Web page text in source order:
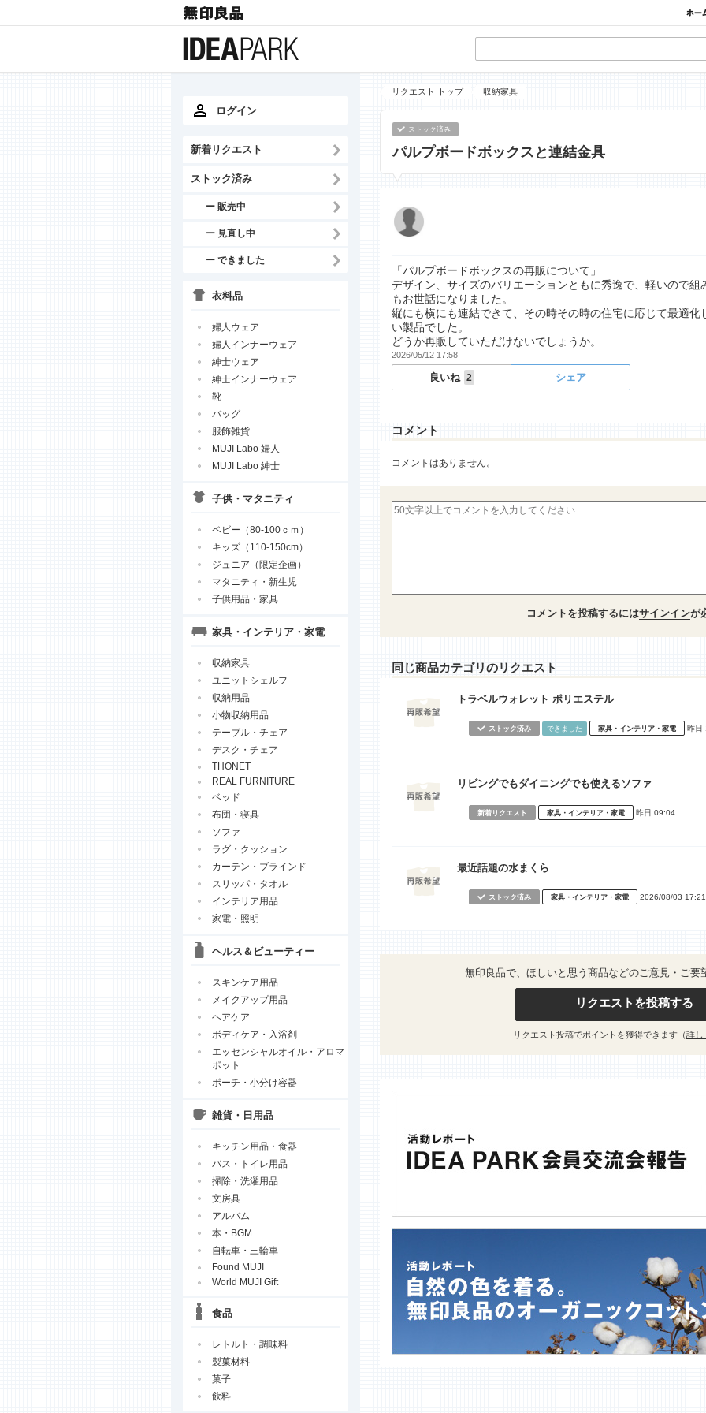
ログイン
新着リクエスト
ストック済み
ー 販売中
ー 見直し中
ー できました
衣料品
婦人ウェア
婦人インナーウェア
紳士ウェア
紳士インナーウェア
靴
バッグ
服飾雑貨
MUJI Labo 婦人
MUJI Labo 紳士
子供・マタニティ
ベビー（80-100ｃｍ）
キッズ（110-150cm）
ジュニア（限定企画）
マタニティ・新生児
子供用品・家具
家具・インテリア・家電
収納家具
ユニットシェルフ
収納用品
小物収納用品
テーブル・チェア
デスク・チェア
THONET
REAL FURNITURE
ベッド
布団・寝具
ソファ
ラグ・クッション
カーテン・ブラインド
スリッパ・タオル
インテリア用品
家電・照明
ヘルス＆ビューティー
スキンケア用品
メイクアップ用品
ヘアケア
ボディケア・入浴剤
エッセンシャルオイル・アロマ
ポット
ポーチ・小分け容器
雑貨・日用品
キッチン用品・食器
バス・トイレ用品
掃除・洗濯用品
文房具
アルバム
本・BGM
自転車・三輪車
Found MUJI
World MUJI Gift
食品
レトルト・調味料
製菓材料
菓子
飲料
リクエスト トップ 収納家具
ストック済み
パルプボードボックスと連結金具
「パルプボードボックスの再販について」
デザイン、サイズのバリエーションともに秀逸で、軽いので
もお世話になりました。
縦にも横にも連結できて、その時その時の住宅に応じて最適
い製品でした。
どうか再販していただけないでしょうか。
2026/05/12 17:58
良いね 2 シェア
コメント
コメントはありません。
コメントを投稿するにはサインインが
同じ商品カテゴリのリクエスト
トラベルウォレット ポリエステル
ストック済み できました 家具・インテリア・家電 昨日
リビングでもダイニングでも使えるソファ
新着リクエスト 家具・インテリア・家電 昨日 09:04
最近話題の水まくら
ストック済み 家具・インテリア・家電 2026/08/03 17:21
無印良品で、ほしいと思う商品などのご意見・ご要
リクエストを投稿する
リクエスト投稿でポイントを獲得できます（詳し